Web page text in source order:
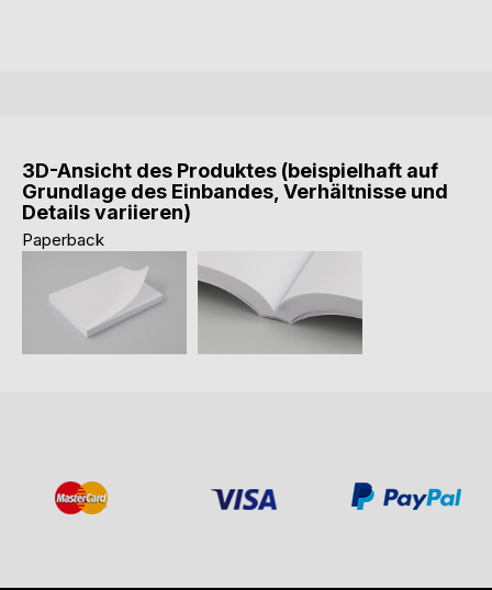
3D-Ansicht des Produktes (beispielhaft auf
Grundlage des Einbandes, Verhältnisse und
Details variieren)
Paperback